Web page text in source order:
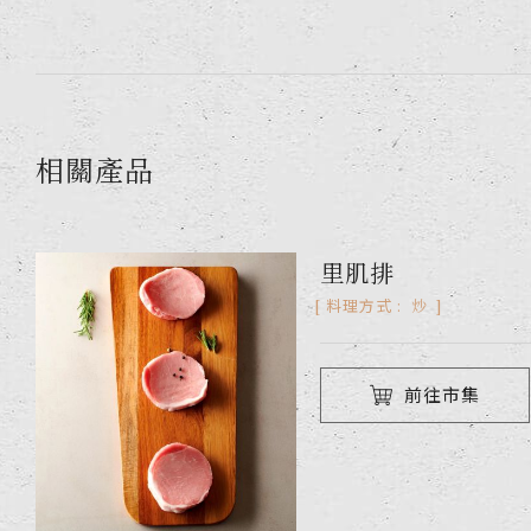
相關產品
里肌排
料理方式 : 炒
前往市集